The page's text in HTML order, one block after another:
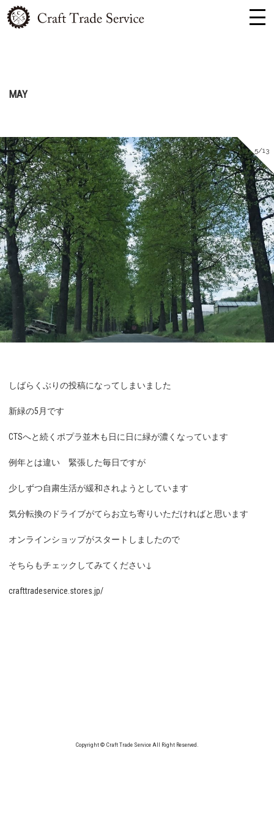
MAY
5/13
しばらくぶりの投稿になってしまいました
新緑の5月です
CTSへと続くポプラ並木も日に日に緑が濃くなっています
例年とは違い 緊張した毎日ですが
少しずつ自粛生活が緩和されようとしています
気分転換のドライブがてらお立ち寄りいただければと思います
オンラインショップがスタートしましたので
そちらもチェックしてみてください↓
crafttradeservice.stores.jp/
Copyright © Craft Trade Service All Right Reserved.